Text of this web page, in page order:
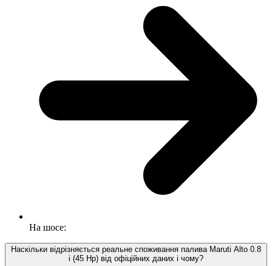
На шосе:
Наскільки відрізняється реальне споживання палива Maruti Alto 0.8
i (45 Hp) від офіційних даних і чому?